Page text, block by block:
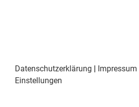
Datenschutzerklärung | Impressum
Einstellungen